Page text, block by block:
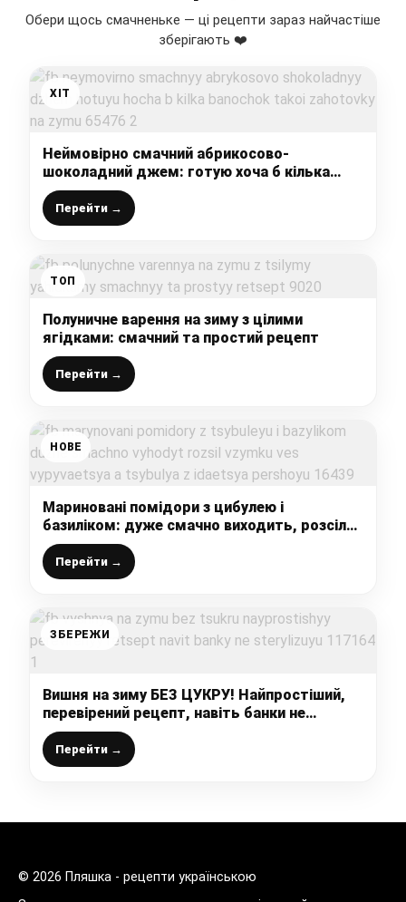
Обери щось смачненьке — ці рецепти зараз найчастіше
зберігають ❤️
ХІТ
Неймовірно смачний абрикосово-
шоколадний джем: готую хоча б кілька
баночок такої заготовки на зиму
Перейти →
ТОП
Полуничне варення на зиму з цілими
ягідками: смачний та простий рецепт
Перейти →
НОВЕ
Мариновані помідори з цибулею і
базиліком: дуже смачно виходить, розсіл
взимку весь випивається, а цибуля
з’їдається першою
Перейти →
ЗБЕРЕЖИ
Вишня на зиму БЕЗ ЦУКРУ! Найпростіший,
перевірений рецепт, навіть банки не
стерилізую
Перейти →
© 2026 Пляшка - рецепти українською